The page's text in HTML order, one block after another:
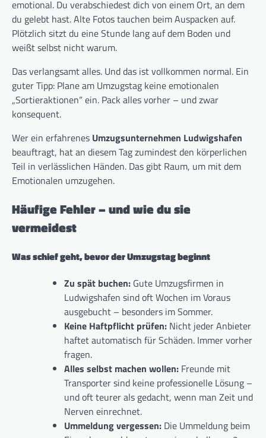
emotional. Du verabschiedest dich von einem Ort, an dem
du gelebt hast. Alte Fotos tauchen beim Auspacken auf.
Plötzlich sitzt du eine Stunde lang auf dem Boden und
weißt selbst nicht warum.
Das verlangsamt alles. Und das ist vollkommen normal. Ein
guter Tipp: Plane am Umzugstag keine emotionalen
„Sortieraktionen“ ein. Pack alles vorher – und zwar
konsequent.
Wer ein erfahrenes Umzugsunternehmen Ludwigshafen
beauftragt, hat an diesem Tag zumindest den körperlichen
Teil in verlässlichen Händen. Das gibt Raum, um mit dem
Emotionalen umzugehen.
Häufige Fehler – und wie du sie
vermeidest
Was schief geht, bevor der Umzugstag beginnt
Zu spät buchen: Gute Umzugsfirmen in
Ludwigshafen sind oft Wochen im Voraus
ausgebucht – besonders im Sommer.
Keine Haftpflicht prüfen: Nicht jeder Anbieter
haftet automatisch für Schäden. Immer vorher
fragen.
Alles selbst machen wollen: Freunde mit
Transporter sind keine professionelle Lösung –
und oft teurer als gedacht, wenn man Zeit und
Nerven einrechnet.
Ummeldung vergessen: Die Ummeldung beim